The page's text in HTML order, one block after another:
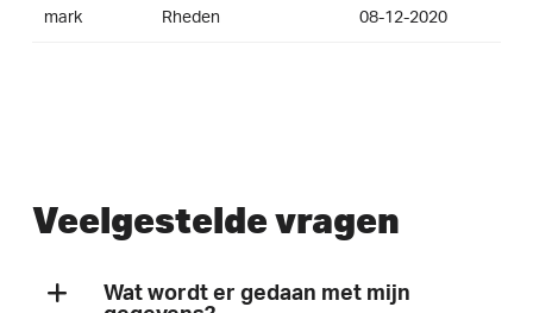
mark Rheden 08-12-2020
Veelgestelde vragen
Wat wordt er gedaan met mijn